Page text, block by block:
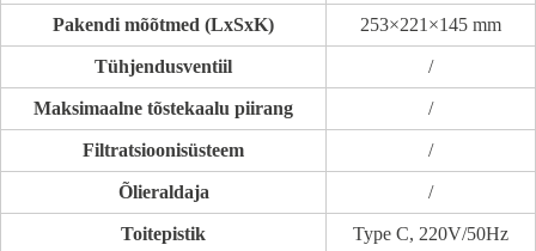
Pakendi mõõtmed (LxSxK) 253×221×145 mm
Tühjendusventiil /
Maksimaalne tõstekaalu piirang /
Filtratsioonisüsteem /
Õlieraldaja /
Toitepistik Type C, 220V/50Hz